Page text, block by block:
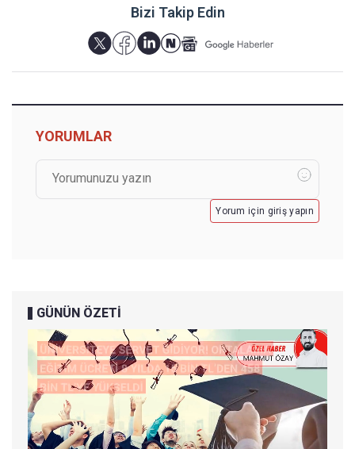
Bizi Takip Edin
YORUMLAR
Yorum için giriş yapın
GÜNÜN ÖZETİ